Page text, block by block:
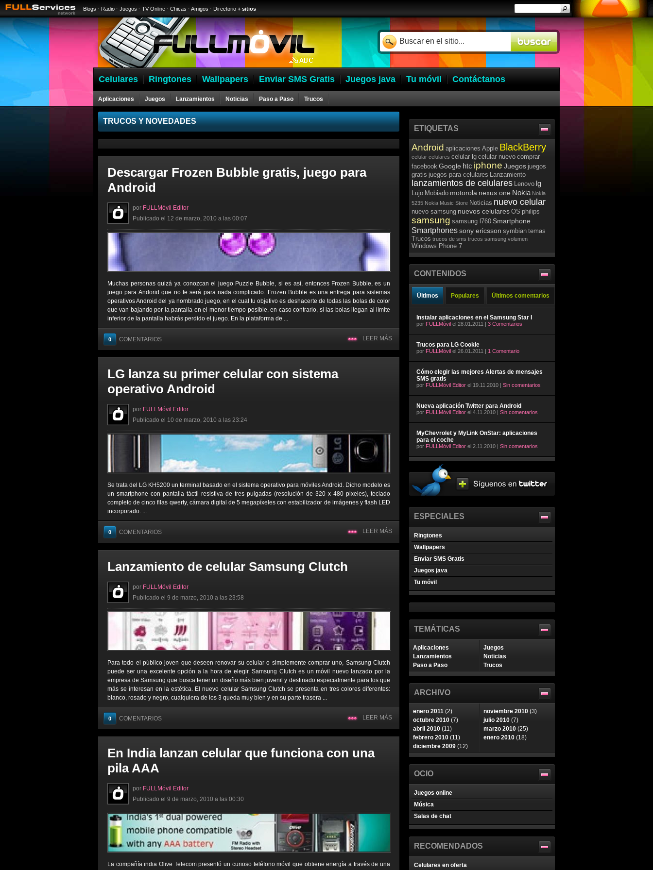
Blogs · Radio · Juegos · TV Online · Chicas · Amigos · Directorio + sitios
Celulares Ringtones Wallpapers Enviar SMS Gratis Juegos java Tu móvil Contáctanos
Aplicaciones Juegos Lanzamientos Noticias Paso a Paso Trucos
Celulares
TRUCOS Y NOVEDADES
Descargar Frozen Bubble gratis, juego para
Android
por FULLMóvil Editor
Publicado el 12 de marzo, 2010 a las 00:07
Muchas personas quizá ya conozcan el juego Puzzle Bubble, si es así, entonces Frozen Bubble, es un
juego para Andorid que no te será para nada complicado. Frozen Bubble es una entrega para sistemas
operativos Android del ya nombrado juego, en el cual tu objetivo es deshacerte de todas las bolas de color
que van bajando por la pantalla en el menor tiempo posible, en caso contrario, si las bolas llegan al límite
inferior de la pantalla habrás perdido el juego. En la plataforma de ...
0 COMENTARIOS LEER MÁS
LG lanza su primer celular con sistema
operativo Android
por FULLMóvil Editor
Publicado el 10 de marzo, 2010 a las 23:24
Se trata del LG KH5200 un terminal basado en el sistema operativo para móviles Android. Dicho modelo es
un smartphone con pantalla táctil resistiva de tres pulgadas (resolución de 320 x 480 pixeles), teclado
completo de cinco filas qwerty, cámara digital de 5 megapíxeles con estabilizador de imágenes y flash LED
incorporado. ...
0 COMENTARIOS LEER MÁS
Lanzamiento de celular Samsung Clutch
por FULLMóvil Editor
Publicado el 9 de marzo, 2010 a las 23:58
Para todo el público joven que deseen renovar su celular o simplemente comprar uno, Samsung Clutch
puede ser una excelente opción a la hora de elegir. Samsung Clutch es un móvil nuevo lanzado por la
empresa de Samsung que busca tener un diseño más bien juvenil y destinado especialmente para los que
más se interesan en la estética. El nuevo celular Samsung Clutch se presenta en tres colores diferentes:
blanco, rosado y negro, cualquiera de los 3 queda muy bien y en su parte trasera ...
0 COMENTARIOS LEER MÁS
En India lanzan celular que funciona con una
pila AAA
por FULLMóvil Editor
Publicado el 9 de marzo, 2010 a las 00:30
La compañía india Olive Telecom presentó un curioso teléfono móvil que obtiene energía a través de una
ETIQUETAS
Android aplicaciones Apple BlackBerry
celular celulares celular lg celular nuevo comprar
facebook Google htc iphone Juegos juegos
gratis juegos para celulares Lanzamiento
lanzamientos de celulares Lenovo lg
Lujo Mobiado motorola nexus one Nokia Nokia
5235 Nokia Music Store Noticias nuevo celular
nuevo samsung nuevos celulares OS philips
samsung samsung l760 Smartphone
Smartphonessony ericsson symbian temas
Trucos trucos de sms trucos samsung volumen
Windows Phone 7
CONTENIDOS
Últimos Populares Últimos comentarios
Instalar aplicaciones en el Samsung Star I
por FULLMóvil el 28.01.2011 | 3 Comentarios
Trucos para LG Cookie
por FULLMóvil el 26.01.2011 | 1 Comentario
Cómo elegir las mejores Alertas de mensajes
SMS gratis
por FULLMóvil Editor el 19.11.2010 | Sin comentarios
Nueva aplicación Twitter para Android
por FULLMóvil Editor el 4.11.2010 | Sin comentarios
MyChevrolet y MyLink OnStar: aplicaciones
para el coche
por FULLMóvil Editor el 2.11.2010 | Sin comentarios
ESPECIALES
Ringtones
Wallpapers
Enviar SMS Gratis
Juegos java
Tu móvil
TEMÁTICAS
Aplicaciones
Juegos
Lanzamientos
Noticias
Paso a Paso
Trucos
ARCHIVO
enero 2011 (2) noviembre 2010 (3)
octubre 2010 (7) julio 2010 (7)
abril 2010 (11) marzo 2010 (25)
febrero 2010 (11) enero 2010 (18)
diciembre 2009 (12)
OCIO
Juegos online
Música
Salas de chat
RECOMENDADOS
Celulares en oferta